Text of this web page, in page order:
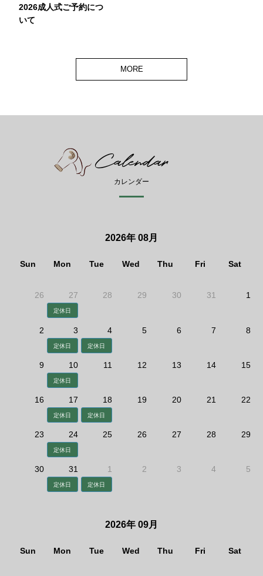
2026成人式ご予約につ
いて
MORE
Calendar
カレンダー
2026年 08月
Sun Mon Tue Wed Thu Fri Sat
26 27 28 29 30 31 1
定休日
2 3 4 5 6 7 8
定休日 定休日
9 10 11 12 13 14 15
定休日
16 17 18 19 20 21 22
定休日 定休日
23 24 25 26 27 28 29
定休日
30 31 1 2 3 4 5
定休日 定休日
2026年 09月
Sun Mon Tue Wed Thu Fri Sat